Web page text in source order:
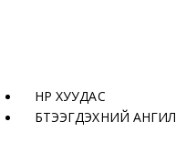
НҮҮР ХУУДАС
БҮТЭЭГДЭХҮҮНИЙ